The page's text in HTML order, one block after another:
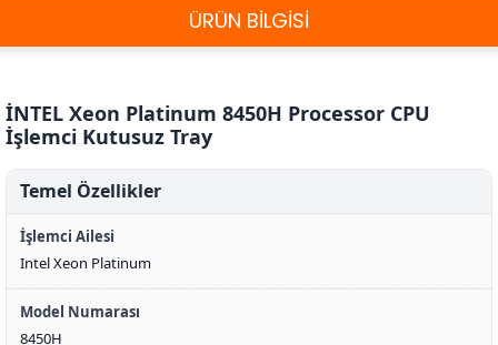
ÜRÜN BİLGİSİ
İNTEL Xeon Platinum 8450H Processor CPU
İşlemci Kutusuz Tray
Temel Özellikler
İşlemci Ailesi
Intel Xeon Platinum
Model Numarası
8450H